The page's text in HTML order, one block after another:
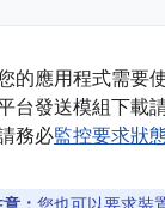
的應用程式需要
台發送模組下載
務必監控要求狀